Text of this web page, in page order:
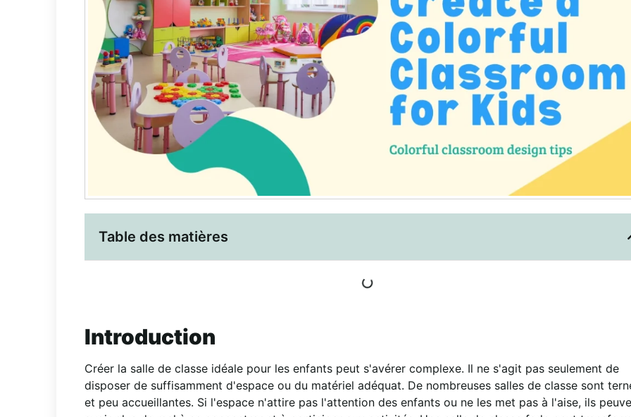
Table des matières
Introduction
Créer la salle de classe idéale pour les enfants peut s'avérer complexe. Il ne s'agit pas seulement de
disposer de suffisamment d'espace ou du matériel adéquat. De nombreuses salles de classe sont
et peu accueillantes. Si l'espace n'attire pas l'attention des enfants ou ne les met pas à l'aise, ils